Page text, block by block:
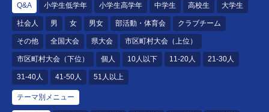
Q&A 小学生低学年 小学生高学年 中学生 高校生 大学生
社会人 男 女 男女 部活動・体育会 クラブチーム
その他 全国大会 県大会 市区町村大会（上位）
市区町村大会（下位） 個人 10人以下 11-20人 21-30人
31-40人 41-50人 51人以上
テーマ別メニュー